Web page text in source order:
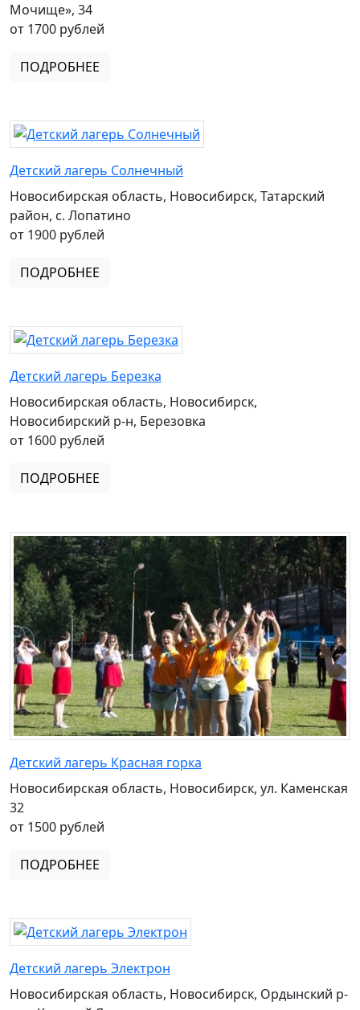
Мочище», 34
от 1700 рублей
ПОДРОБНЕЕ
Детский лагерь Солнечный
Новосибирская область, Новосибирск, Татарский
район, с. Лопатино
от 1900 рублей
ПОДРОБНЕЕ
Детский лагерь Березка
Новосибирская область, Новосибирск,
Новосибирский р-н, Березовка
от 1600 рублей
ПОДРОБНЕЕ
Детский лагерь Красная горка
Новосибирская область, Новосибирск, ул. Каменская
32
от 1500 рублей
ПОДРОБНЕЕ
Детский лагерь Электрон
Новосибирская область, Новосибирск, Ордынский р-